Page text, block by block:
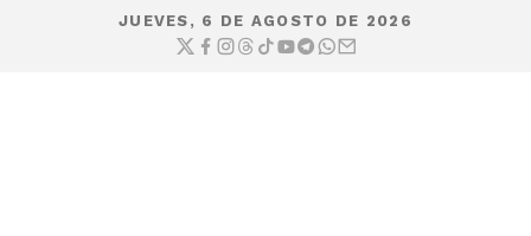
JUEVES, 6 DE AGOSTO DE 2026